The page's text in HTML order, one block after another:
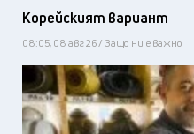
Корейският вариант
08:05, 08 авг 26 / Защо ни е важно